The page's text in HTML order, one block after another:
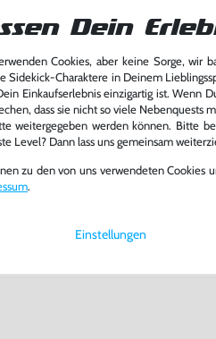
Fans und neue Entdecker
Spielerlebnis genießen kannst,
Werkstatt von unseren Fachkräften
Bedarf repariert.
uns kaufst oder verkaufst, trägst du
und Games zu verlängern und damit
Dein
Cookies, aber keine Sorge, wir
Sidekick-Charaktere in Deinem
Einkaufserlebnis einzigartig ist. Wenn
dass sie nicht so viele Nebenquests
weitergegeben werden können. Bitte
Level? Dann lass uns gemeinsam
zu den von uns verwendeten Cookies
.
Einstellungen